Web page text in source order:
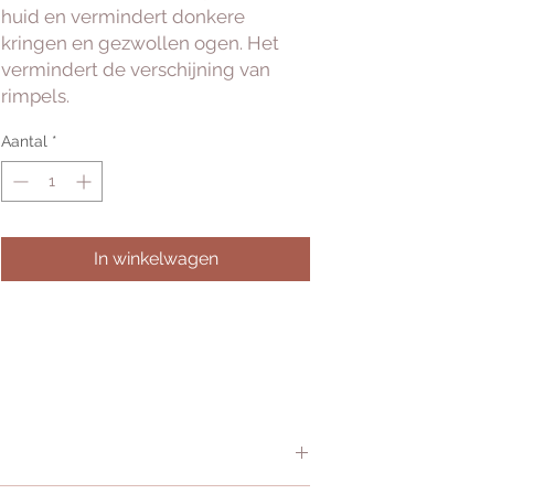
huid en vermindert donkere
kringen en gezwollen ogen. Het
vermindert de verschijning van
rimpels.
Aantal *
In winkelwagen